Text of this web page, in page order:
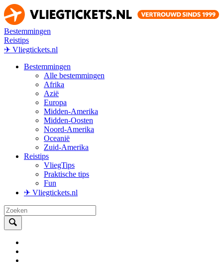
Bestemmingen
Reistips
✈ Vliegtickets.nl
Bestemmingen
Alle bestemmingen
Afrika
Azië
Europa
Midden-Amerika
Midden-Oosten
Noord-Amerika
Oceanië
Zuid-Amerika
Reistips
VliegTips
Praktische tips
Fun
✈ Vliegtickets.nl